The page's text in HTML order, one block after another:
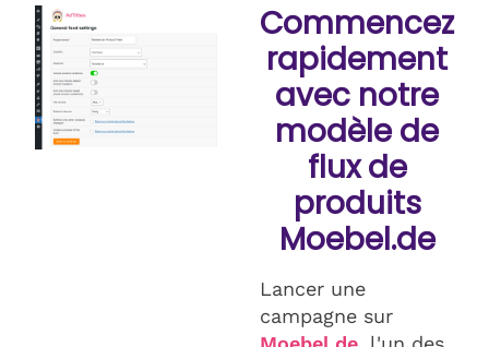
Commencez
rapidement
avec notre
modèle de
flux de
produits
Moebel.de
Lancer une
campagne sur